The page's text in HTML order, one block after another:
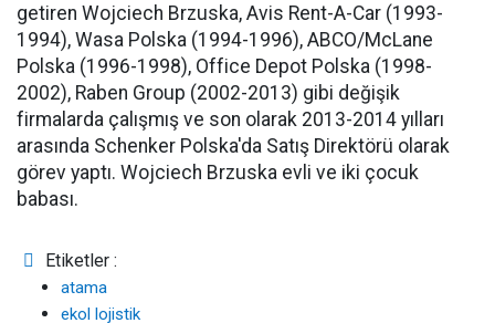
getiren Wojciech Brzuska, Avis Rent-A-Car (1993-
1994), Wasa Polska (1994-1996), ABCO/McLane
Polska (1996-1998), Office Depot Polska (1998-
2002), Raben Group (2002-2013) gibi değişik
firmalarda çalışmış ve son olarak 2013-2014 yılları
arasında Schenker Polska'da Satış Direktörü olarak
görev yaptı. Wojciech Brzuska evli ve iki çocuk
babası.
Etiketler :
atama
ekol lojistik